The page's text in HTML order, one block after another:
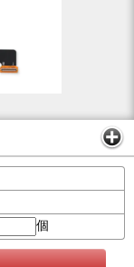
個